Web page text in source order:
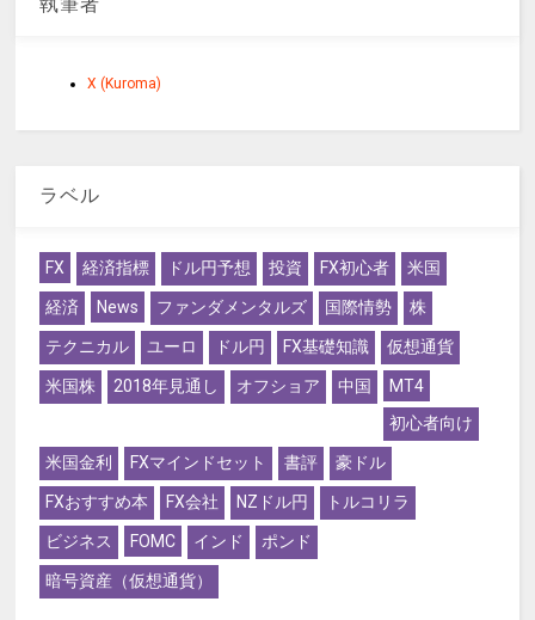
X (Kuroma)
ラベル
FX 経済指標 ドル円予想 投資 FX初心者 米国
経済 News ファンダメンタルズ 国際情勢 株
テクニカル ユーロ ドル円 FX基礎知識 仮想通貨
米国株 2018年見通し オフショア 中国
MT4
初心者向け
米国金利 FXマインドセット 書評 豪ドル
FXおすすめ本 FX会社 NZドル円 トルコリラ
ビジネス FOMC インド ポンド
暗号資産（仮想通貨）